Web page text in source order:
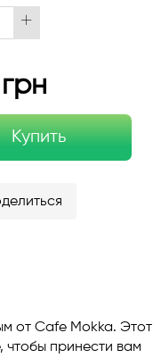
Купить
от Cafe Mokka. Этот
чтобы принести вам